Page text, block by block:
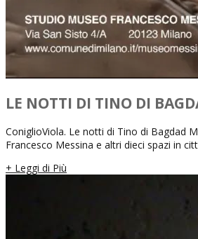
LE NOTTI DI TINO DI
ConiglioViola. Le notti di Tino di Bagdad
Francesco Messina e altri dieci spazi in
+ Leggi di Più